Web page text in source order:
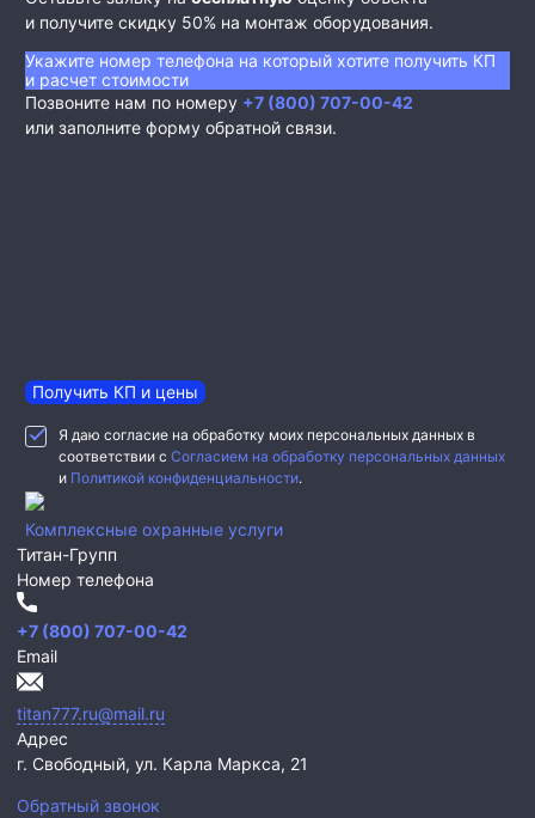
и получите скидку 50% на монтаж оборудования.
Укажите номер телефона на который хотите получить КП
и расчет стоимости
Позвоните нам по номеру +7 (800) 707-00-42
или заполните форму обратной связи.
Получить КП и цены
Я даю согласие на обработку моих персональных данных в
соответствии с Согласием на обработку персональных данных
и Политикой конфиденциальности.
Комплексные охранные услуги
Титан-Групп
Номер телефона
+7 (800) 707-00-42
Email
titan777.ru@mail.ru
Адрес
г. Свободный, ул. Карла Маркса, 21
Обратный звонок